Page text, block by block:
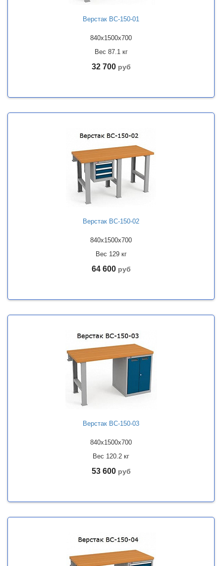
Верстак ВС-150-01
840x1500x700
Вес 87.1 кг
32 700 руб
Верстак ВС-150-02
840x1500x700
Вес 129 кг
64 600 руб
Верстак ВС-150-03
840x1500x700
Вес 120.2 кг
53 600 руб